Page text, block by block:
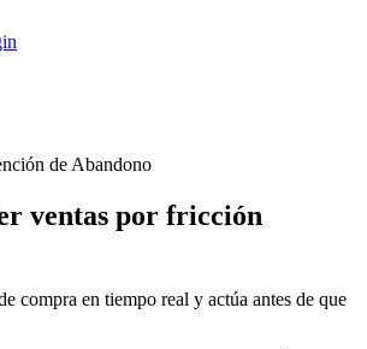
de Abandono
ventas por fricción
compra en tiempo real y actúa antes de que